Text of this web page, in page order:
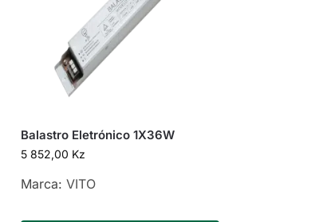
Balastro Eletrónico 1X36W
5 852,00 Kz
Marca:VITO